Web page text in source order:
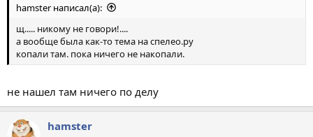
hamster написал(а):
щ..... никому не говори!....
а вообще была как-то тема на спелео.ру
копали там. пока ничего не накопали.
не нашел там ничего по делу
hamster